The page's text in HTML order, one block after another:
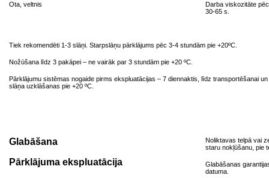
Ota, veltnis
Darba viskozitāte
30-65 s.
Tiek rekomendēti 1-3 slāņi. Starpslāņu pārklājums pēc 3-4 stundām pie +20ºС.
Nožūšana līdz 3 pakāpei – ne vairāk par 3 stundām pie +20 ºС.
Pārklājumu sistēmas nogaide pirms ekspluatācijas – 7 diennaktis, līdz transportēšanai
slāņa uzklāšanas pie +20 ºС.
Glabāšana
Pārklājuma ekspluatācija
Noliktavas telpā vai
staru nokļūšanu, pie
Glabāšanas
datuma.